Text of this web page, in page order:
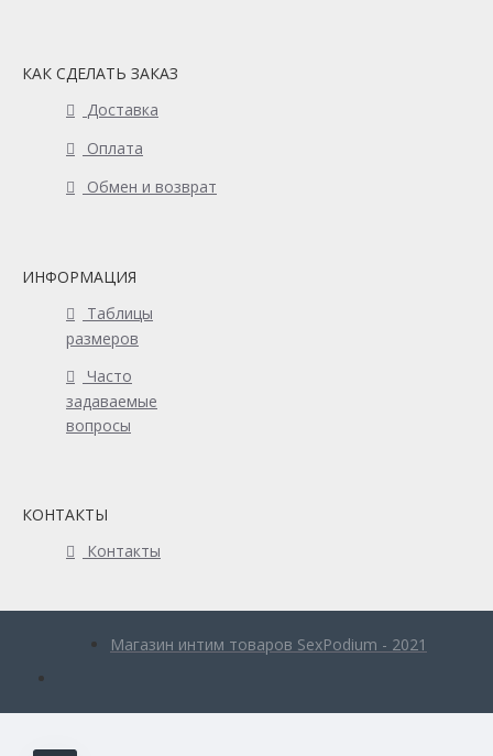
КАК СДЕЛАТЬ ЗАКАЗ
Доставка
Оплата
Обмен и возврат
ИНФОРМАЦИЯ
Таблицы
размеров
Часто
задаваемые
вопросы
КОНТАКТЫ
Контакты
Магазин интим товаров SexPodium - 2021